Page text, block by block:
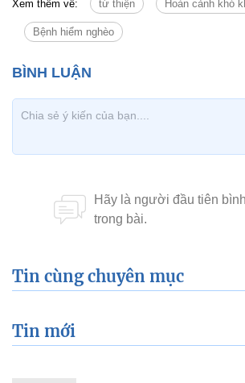
Xem thêm về: từ thiện Hoàn cảnh khó
Bệnh hiểm nghèo
Tin cùng chuyên mục
Tin mới